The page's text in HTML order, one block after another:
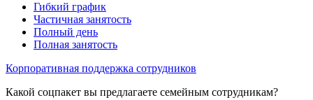
Гибкий график
Частичная занятость
Полный день
Полная занятость
Корпоративная поддержка сотрудников
Какой соцпакет вы предлагаете семейным сотрудникам?